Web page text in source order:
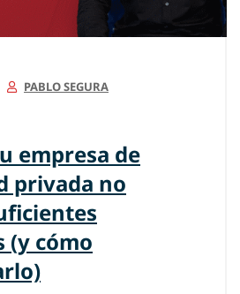
PABLO SEGURA
empresa de
privada no
(y cómo